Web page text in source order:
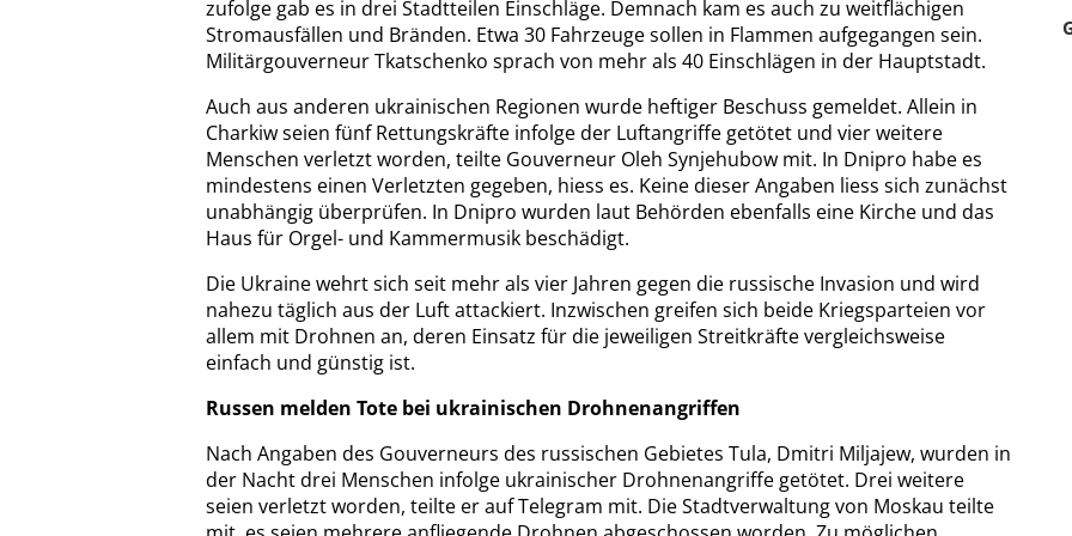
zufolge gab es in drei Stadtteilen Einschläge. Demnach kam es auch zu weitflächigen
Stromausfällen und Bränden. Etwa 30 Fahrzeuge sollen in Flammen aufgegangen sein.
Militärgouverneur Tkatschenko sprach von mehr als 40 Einschlägen in der Hauptstadt.
Auch aus anderen ukrainischen Regionen wurde heftiger Beschuss gemeldet. Allein in
Charkiw seien fünf Rettungskräfte infolge der Luftangriffe getötet und vier weitere
Menschen verletzt worden, teilte Gouverneur Oleh Synjehubow mit. In Dnipro habe es
mindestens einen Verletzten gegeben, hiess es. Keine dieser Angaben liess sich zunächst
unabhängig überprüfen. In Dnipro wurden laut Behörden ebenfalls eine Kirche und das
Haus für Orgel- und Kammermusik beschädigt.
Die Ukraine wehrt sich seit mehr als vier Jahren gegen die russische Invasion und wird
nahezu täglich aus der Luft attackiert. Inzwischen greifen sich beide Kriegsparteien vor
allem mit Drohnen an, deren Einsatz für die jeweiligen Streitkräfte vergleichsweise
einfach und günstig ist.
Russen melden Tote bei ukrainischen Drohnenangriffen
Nach Angaben des Gouverneurs des russischen Gebietes Tula, Dmitri Miljajew, wurden in
der Nacht drei Menschen infolge ukrainischer Drohnenangriffe getötet. Drei weitere
seien verletzt worden, teilte er auf Telegram mit. Die Stadtverwaltung von Moskau teilte